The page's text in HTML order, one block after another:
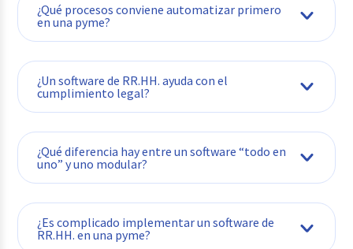
¿Qué procesos conviene automatizar primero
en una pyme?
¿Un software de RR.HH. ayuda con el
cumplimiento legal?
¿Qué diferencia hay entre un software “todo en
uno” y uno modular?
¿Es complicado implementar un software de
RR.HH. en una pyme?